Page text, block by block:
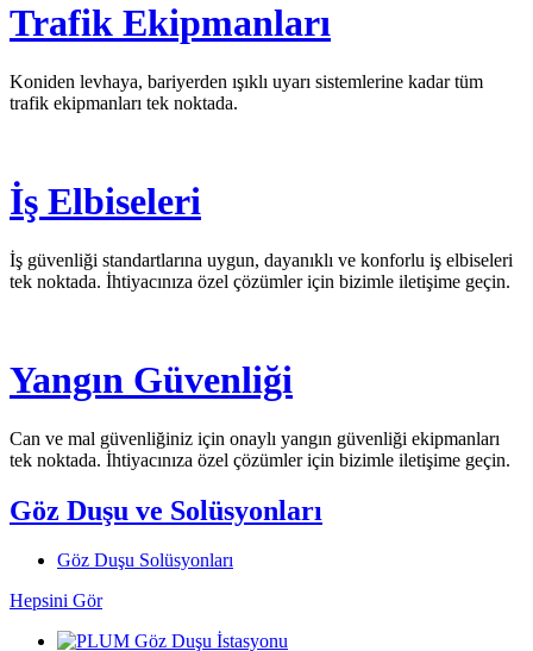
Trafik Ekipmanları
Koniden levhaya, bariyerden ışıklı uyarı sistemlerine kadar tüm
trafik ekipmanları tek noktada.
İş Elbiseleri
İş güvenliği standartlarına uygun, dayanıklı ve konforlu iş elbiseleri
tek noktada. İhtiyacınıza özel çözümler için bizimle iletişime geçin.
Yangın Güvenliği
Can ve mal güvenliğiniz için onaylı yangın güvenliği ekipmanları
tek noktada. İhtiyacınıza özel çözümler için bizimle iletişime geçin.
Göz Duşu ve Solüsyonları
Göz Duşu Solüsyonları
Hepsini Gör